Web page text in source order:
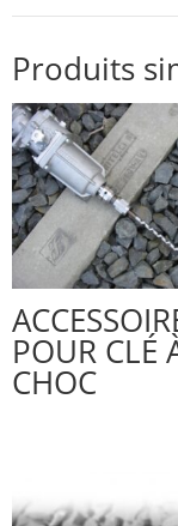
Produits
POUR CLÉ
CHOC